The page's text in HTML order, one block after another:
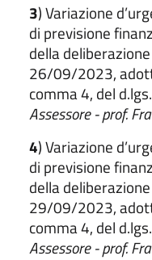
3) Variazione
di previsione
della
26/09/2023,
comma 4, del
Assessore - prof.
4) Variazione
di previsione
della
29/09/2023,
comma 4, del
Assessore - prof.